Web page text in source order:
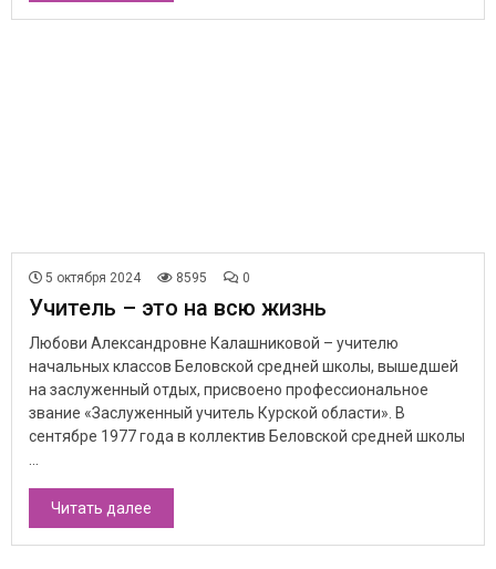
5 октября 2024 8595 0
Учитель – это на всю жизнь
Любови Александровне Калашниковой – учителю
начальных классов Беловской средней школы, вышедшей
на заслуженный отдых, присвоено профессиональное
звание «Заслуженный учитель Курской области». В
сентябре 1977 года в коллектив Беловской средней школы
Читать далее